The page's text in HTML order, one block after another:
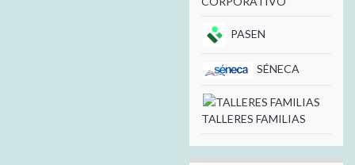
PASEN
SÉNECA
TALLERES FAMILIAS